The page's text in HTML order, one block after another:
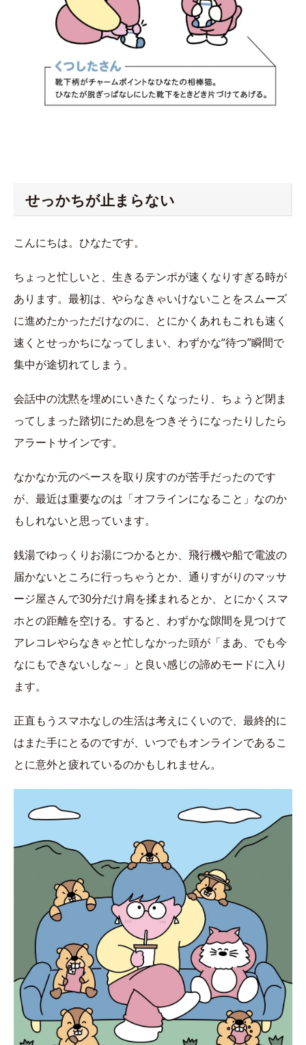
せっかちが止まらない
こんにちは。ひなたです。
ちょっと忙しいと、生きるテンポが速くなりすぎる時が
あります。最初は、やらなきゃいけないことをスムーズ
に進めたかっただけなのに、とにかくあれもこれも速く
速くとせっかちになってしまい、わずかな“待つ”瞬間で
集中が途切れてしまう。
会話中の沈黙を埋めにいきたくなったり、ちょうど閉ま
ってしまった踏切にため息をつきそうになったりしたら
アラートサインです。
なかなか元のペースを取り戻すのが苦手だったのです
が、最近は重要なのは「オフラインになること」なのか
もしれないと思っています。
銭湯でゆっくりお湯につかるとか、飛行機や船で電波の
届かないところに行っちゃうとか、通りすがりのマッサ
ージ屋さんで30分だけ肩を揉まれるとか、とにかくスマ
ホとの距離を空ける。すると、わずかな隙間を見つけて
アレコレやらなきゃと忙しなかった頭が「まあ、でも今
なにもできないしな～」と良い感じの諦めモードに入り
ます。
正直もうスマホなしの生活は考えにくいので、最終的に
はまた手にとるのですが、いつでもオンラインであるこ
とに意外と疲れているのかもしれません。